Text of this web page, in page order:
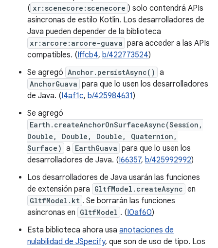
( xr:scenecore:scenecore ) solo contendrá APIs
asíncronas de estilo Kotlin. Los desarrolladores de
Java pueden depender de la biblioteca
xr:arcore:arcore-guava para acceder a las APIs
compatibles. (Iffcb4, b/422773524)
Se agregó Anchor.persistAsync() a
AnchorGuava para que lo usen los desarrolladores
de Java. (I4af1c, b/425984631)
Se agregó
Earth.createAnchorOnSurfaceAsync(Session,
Double, Double, Double, Quaternion,
Surface) a EarthGuava para que lo usen los
desarrolladores de Java. (I66357, b/425992992)
Los desarrolladores de Java usarán las funciones
de extensión para GltfModel.createAsync en
GltfModel.kt . Se borrarán las funciones
asíncronas en GltfModel . (I0af60)
Esta biblioteca ahora usa anotaciones de
nulabilidad de JSpecify, que son de uso de tipo. Los